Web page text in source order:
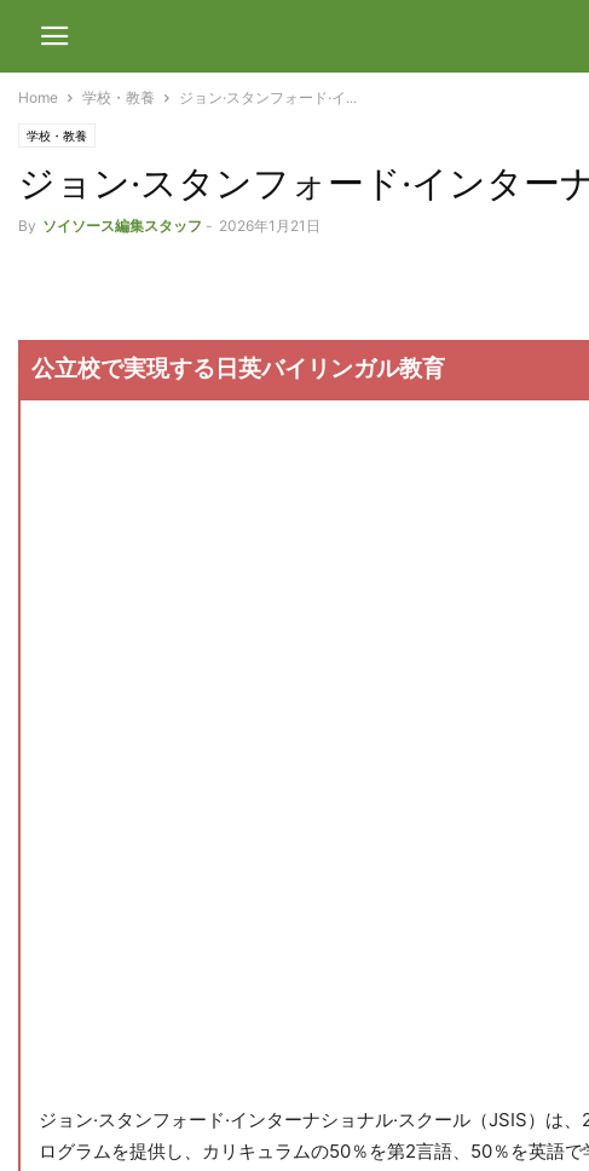
Home 学校・教養 ジョン·スタンフォード·イ...
学校・教養
ジョン·スタンフォード·インタ
By ソイソース編集スタッフ - 2026年1月21日
公立校で実現する日英バイリンガル教育
ジョン·スタンフォード·インターナショナル·スクール（JSIS）は
ログラムを提供し、カリキュラムの50％を第2言語、50％を英語